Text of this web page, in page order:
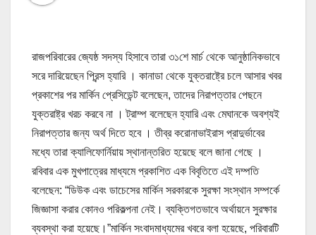
রাজপরিবারের জ্যেষ্ঠ সদস্য হিসাবে তারা ৩১শে মার্চ থেকে আনুষ্ঠানিকভাবে
সরে দারিয়েছেন প্রিন্স হ্যারি । কানাডা থেকে যুক্তরাষ্ট্রে চলে আসার খবর
প্রকাশের পর মার্কিন প্রেসিডেন্ট বলেছেন, তাদের নিরাপত্তার পেছনে
যুক্তরাষ্ট্র খরচ করবে না । ট্রাম্প বলেছেন হ্যারি এবং মেঘানকে অবশ্যই
নিরাপত্তার জন্য অর্থ দিতে হবে । তীব্র করোনাভাইরাস প্রাদুর্ভাবের
মধ্যে তারা ক্যালিফোর্নিয়ায় স্থানান্তরিত হয়েছে বলে জানা গেছে ।
রবিবার এক মুখপাত্রের মাধ্যমে প্রকাশিত এক বিবৃতিতে এই দম্পতি
বলেছেন: “ডিউক এবং ডাচেসের মার্কিন সরকারকে সুরক্ষা সংস্থান সম্পর্কে
জিজ্ঞাসা করার কোনও পরিকল্পনা নেই। ব্যক্তিগতভাবে অর্থায়নে সুরক্ষার
ব্যবস্থা করা হয়েছে।”মার্কিন সংবাদমাধ্যমের খবরে বলা হয়েছে, পরিবারটি